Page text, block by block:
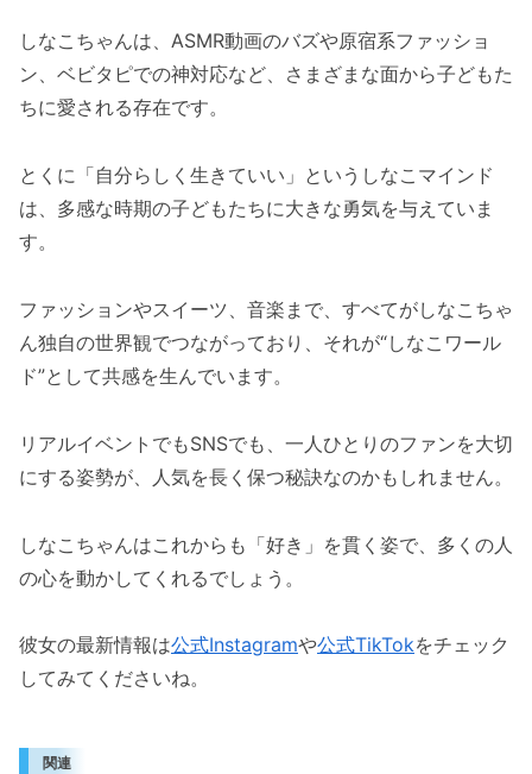
しなこちゃんは、ASMR動画のバズや原宿系ファッショ
ン、ベビタピでの神対応など、さまざまな面から子どもた
ちに愛される存在です。
とくに「自分らしく生きていい」というしなこマインド
は、多感な時期の子どもたちに大きな勇気を与えていま
す。
ファッションやスイーツ、音楽まで、すべてがしなこちゃ
ん独自の世界観でつながっており、それが“しなこワール
ド”として共感を生んでいます。
リアルイベントでもSNSでも、一人ひとりのファンを大切
にする姿勢が、人気を長く保つ秘訣なのかもしれません。
しなこちゃんはこれからも「好き」を貫く姿で、多くの人
の心を動かしてくれるでしょう。
彼女の最新情報は公式Instagramや公式TikTokをチェック
してみてくださいね。
関連